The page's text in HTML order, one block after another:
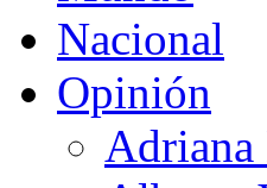
Nacional
Opinión